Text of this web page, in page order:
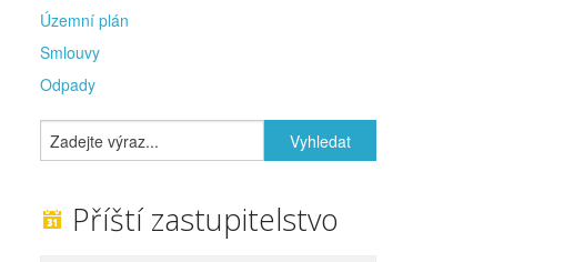
Územní plán
Smlouvy
Odpady
Příští zastupitelstvo